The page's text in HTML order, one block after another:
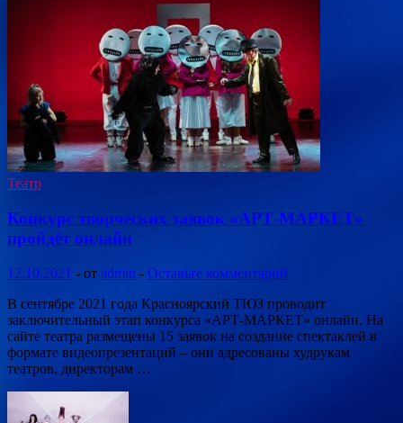
Театр
Конкурс творческих заявок «АРТ-МАРКЕТ»
пройдёт онлайн
12.10.2021 - от admin - Оставьте комментарий
В сентябре 2021 года Красноярский ТЮЗ проводит
заключительный этап конкурса «АРТ-МАРКЕТ» онлайн. На
сайте театра размещены 15 заявок на создание спектаклей в
формате видеопрезентаций – они адресованы худрукам
театров, директорам …